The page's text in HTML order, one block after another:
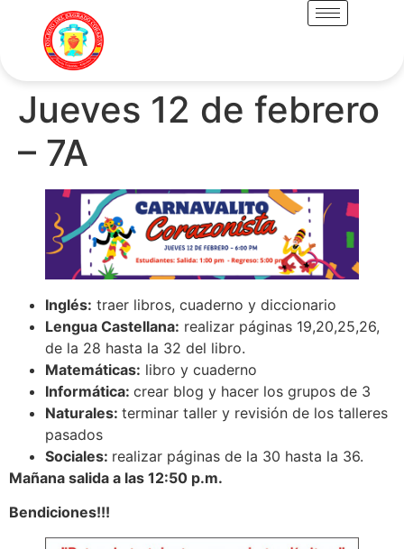
Jueves 12 de febrero
– 7A
Inglés: traer libros, cuaderno y diccionario
Lengua Castellana: realizar páginas 19,20,25,26,
de la 28 hasta la 32 del libro.
Matemáticas: libro y cuaderno
Informática: crear blog y hacer los grupos de 3
Naturales: terminar taller y revisión de los talleres
pasados
Sociales: realizar páginas de la 30 hasta la 36.
Mañana salida a las 12:50 p.m.
Bendiciones!!!